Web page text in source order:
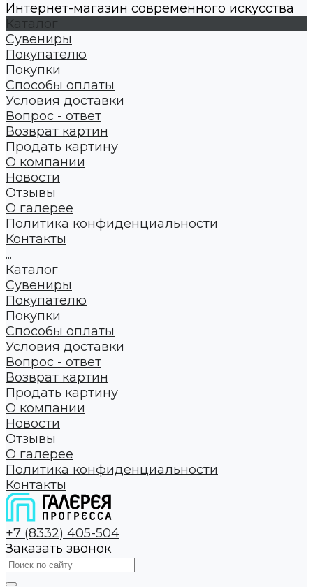
Интернет-магазин современного искусства
Каталог
Сувениры
Покупателю
Покупки
Способы оплаты
Условия доставки
Вопрос - ответ
Возврат картин
Продать картину
О компании
Новости
Отзывы
О галерее
Политика конфиденциальности
Контакты
...
Каталог
Сувениры
Покупателю
Покупки
Способы оплаты
Условия доставки
Вопрос - ответ
Возврат картин
Продать картину
О компании
Новости
Отзывы
О галерее
Политика конфиденциальности
Контакты
+7 (8332) 405-504
Заказать звонок